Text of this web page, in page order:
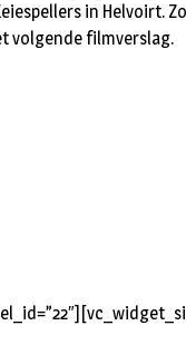
in Helvoirt.
volgende filmverslag.